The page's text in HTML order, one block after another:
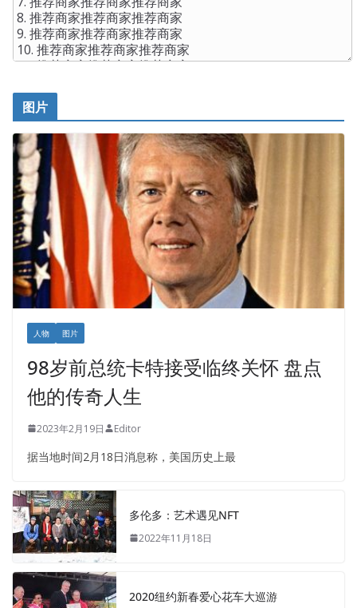
图片
人物 图片
98岁前总统卡特接受临终关怀 盘点
他的传奇人生
2023年2月19日 Editor
据当地时间2月18日消息称，美国历史上最
多伦多：艺术遇见NFT
2022年11月18日
2020纽约新春爱心花车大巡游